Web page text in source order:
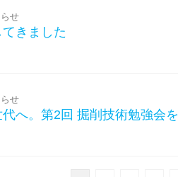
せ
きました
せ
へ。第2回 掘削技術勉強会を